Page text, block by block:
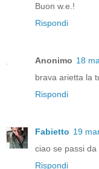
Buon w.e.!
Rispondi
Anonimo 18
brava arietta la
Rispondi
Fabietto 19
ciao se passi
Rispondi